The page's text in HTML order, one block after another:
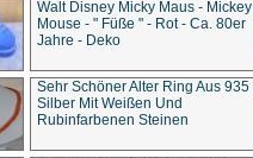
Walt Disney Micky Maus - Mickey
Mouse - " Füße " - Rot - Ca. 80er
Jahre - Deko
Sehr Schöner Alter Ring Aus 935
Silber Mit Weißen Und
Rubinfarbenen Steinen